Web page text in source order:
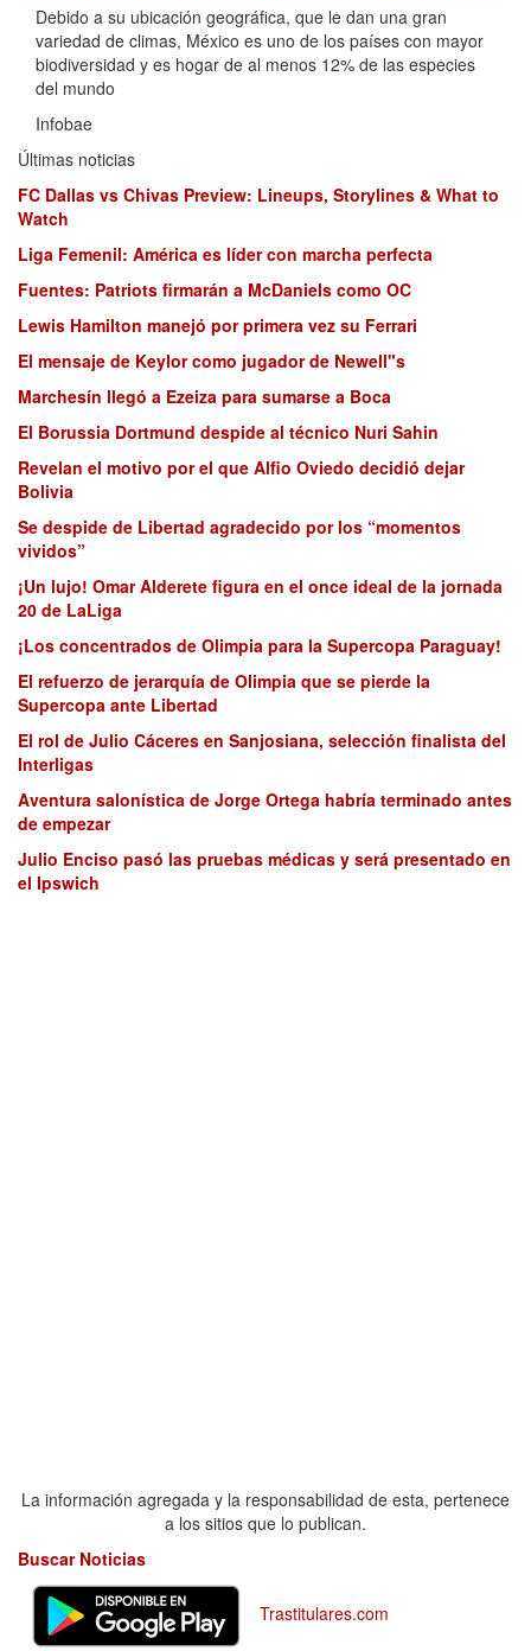
Debido a su ubicación geográfica, que le dan una gran
variedad de climas, México es uno de los países con mayor
biodiversidad y es hogar de al menos 12% de las especies
del mundo
Infobae
Últimas noticias
FC Dallas vs Chivas Preview: Lineups, Storylines & What to
Watch
Liga Femenil: América es líder con marcha perfecta
Fuentes: Patriots firmarán a McDaniels como OC
Lewis Hamilton manejó por primera vez su Ferrari
El mensaje de Keylor como jugador de Newell"s
Marchesín llegó a Ezeiza para sumarse a Boca
El Borussia Dortmund despide al técnico Nuri Sahin
Revelan el motivo por el que Alfio Oviedo decidió dejar
Bolivia
Se despide de Libertad agradecido por los “momentos
vividos”
¡Un lujo! Omar Alderete figura en el once ideal de la jornada
20 de LaLiga
¡Los concentrados de Olimpia para la Supercopa Paraguay!
El refuerzo de jerarquía de Olimpia que se pierde la
Supercopa ante Libertad
El rol de Julio Cáceres en Sanjosiana, selección finalista del
Interligas
Aventura salonística de Jorge Ortega habría terminado antes
de empezar
Julio Enciso pasó las pruebas médicas y será presentado en
el Ipswich
La información agregada y la responsabilidad de esta, pertenece
a los sitios que lo publican.
Buscar Noticias
Trastitulares.com